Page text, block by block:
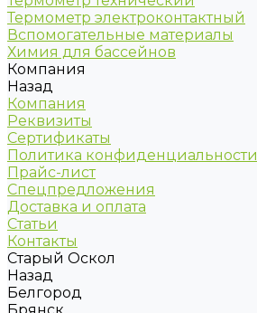
Термометр электроконтактный
Вспомогательные материалы
Химия для бассейнов
Компания
Назад
Компания
Реквизиты
Сертификаты
Политика конфиденциальности
Прайс-лист
Спецпредложения
Доставка и оплата
Статьи
Контакты
Старый Оскол
Назад
Белгород